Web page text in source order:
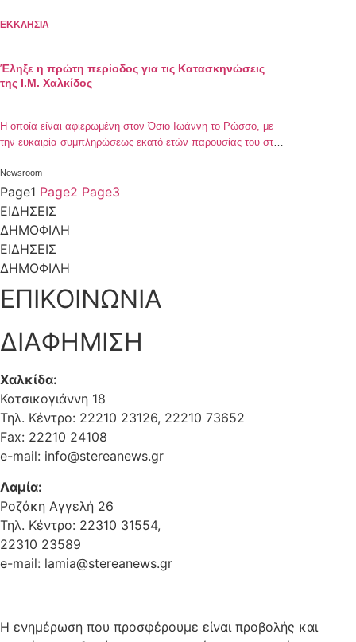
ΕΚΚΛΗΣΙΑ
Έληξε η πρώτη περίοδος για τις Κατασκηνώσεις
της Ι.Μ. Χαλκίδος
Η οποία είναι αφιερωμένη στον Όσιο Ιωάννη το Ρώσσο, με
την ευκαιρία συμπληρώσεως εκατό ετών παρουσίας του στη
Newsroom
Page1 Page2 Page3
ΕΙΔΗΣΕΙΣ
ΔΗΜΟΦΙΛΗ
ΕΙΔΗΣΕΙΣ
ΔΗΜΟΦΙΛΗ
ΕΠΙΚΟΙΝΩΝΙΑ
ΔΙΑΦΗΜΙΣΗ
Χαλκίδα:
Κατσικογιάννη 18
Τηλ. Κέντρο: 22210 23126, 22210 73652
Fax: 22210 24108
e-mail: info@stereanews.gr
Λαμία:
Ροζάκη Αγγελή 26
Τηλ. Κέντρο: 22310 31554,
22310 23589
e-mail: lamia@stereanews.gr
Η ενημέρωση που προσφέρουμε είναι προβολής και